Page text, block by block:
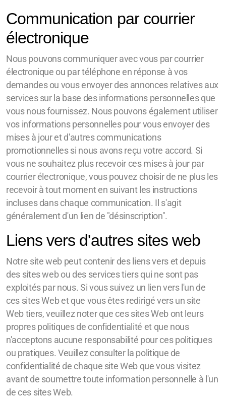
Communication par courrier
électronique
Nous pouvons communiquer avec vous par courrier
électronique ou par téléphone en réponse à vos
demandes ou vous envoyer des annonces relatives aux
services sur la base des informations personnelles que
vous nous fournissez. Nous pouvons également utiliser
vos informations personnelles pour vous envoyer des
mises à jour et d'autres communications
promotionnelles si nous avons reçu votre accord. Si
vous ne souhaitez plus recevoir ces mises à jour par
courrier électronique, vous pouvez choisir de ne plus les
recevoir à tout moment en suivant les instructions
incluses dans chaque communication. Il s'agit
généralement d'un lien de "désinscription".
Liens vers d'autres sites web
Notre site web peut contenir des liens vers et depuis
des sites web ou des services tiers qui ne sont pas
exploités par nous. Si vous suivez un lien vers l'un de
ces sites Web et que vous êtes redirigé vers un site
Web tiers, veuillez noter que ces sites Web ont leurs
propres politiques de confidentialité et que nous
n'acceptons aucune responsabilité pour ces politiques
ou pratiques. Veuillez consulter la politique de
confidentialité de chaque site Web que vous visitez
avant de soumettre toute information personnelle à l'un
de ces sites Web.